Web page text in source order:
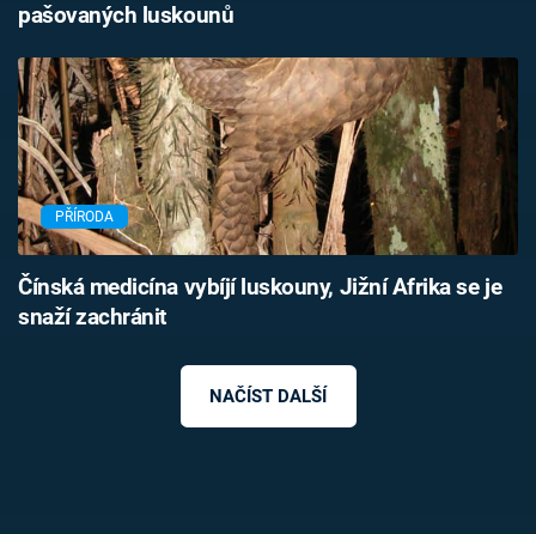
pašovaných luskounů
PŘÍRODA
Čínská medicína vybíjí luskouny, Jižní Afrika se je
snaží zachránit
NAČÍST DALŠÍ